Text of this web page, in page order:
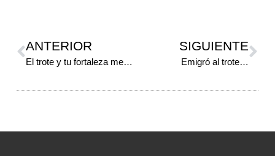
ANTERIOR
El trote y tu fortaleza mental
SIGUIENTE
Emigró al trote…